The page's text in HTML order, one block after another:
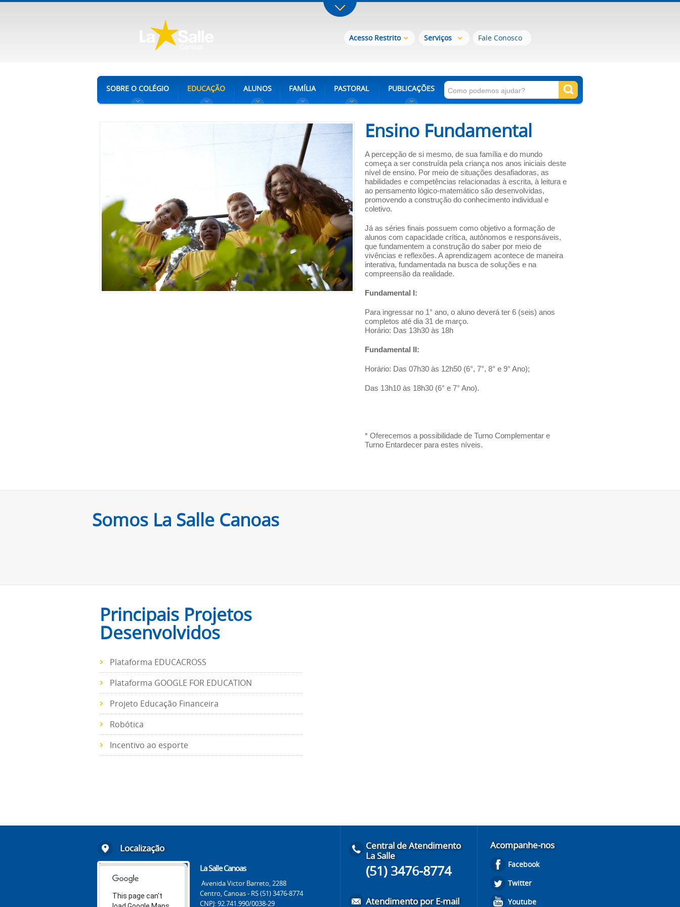
Acesso Restrito Serviços Fale Conosco
SOBRE O COLÉGIO EDUCAÇÃO ALUNOS FAMÍLIA PASTORAL PUBLICAÇÕES
Ensino Fundamental
A percepção de si mesmo, de sua família e do mundo
começa a ser construída pela criança nos anos iniciais deste
nível de ensino. Por meio de situações desafiadoras, as
habilidades e competências relacionadas à escrita, à leitura e
ao pensamento lógico-matemático são desenvolvidas,
promovendo a construção do conhecimento individual e
coletivo.
Já as séries finais possuem como objetivo a formação de
alunos com capacidade crítica, autônomos e responsáveis,
que fundamentem a construção do saber por meio de
vivências e reflexões. A aprendizagem acontece de maneira
interativa, fundamentada na busca de soluções e na
compreensão da realidade.
Fundamental I:
Para ingressar no 1° ano, o aluno deverá ter 6 (seis) anos
completos até dia 31 de março.
Horário: Das 13h30 às 18h
Fundamental II:
Horário: Das 07h30 às 12h50 (6°, 7°, 8° e 9° Ano);
Das 13h10 às 18h30 (6° e 7° Ano).
* Oferecemos a possibilidade de Turno Complementar e
Turno Entardecer para estes níveis.
Somos La Salle Canoas
Principais Projetos
Desenvolvidos
Plataforma EDUCACROSS
Plataforma GOOGLE FOR EDUCATION
Projeto Educação Financeira
Robótica
Incentivo ao esporte
Localização
This page can't
La Salle Canoas
Avenida Victor Barreto, 2288
Centro, Canoas - RS (51) 3476-8774
CNPJ: 92.741.990/0038-29
Central de Atendimento
La Salle
(51) 3476-8774
Atendimento por E-mail
Acompanhe-nos
Facebook
Twitter
Youtube